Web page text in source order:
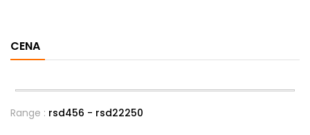
CENA
Range : rsd456 - rsd22250